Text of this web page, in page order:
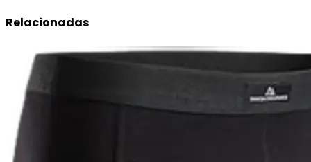
Relacionadas